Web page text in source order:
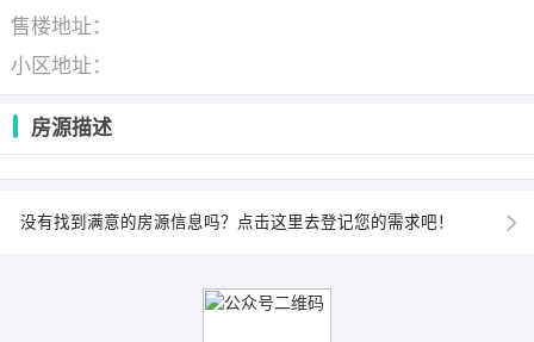
售楼地址：
小区地址：
房源描述
没有找到满意的房源信息吗？点击这里去登记您的需求吧！